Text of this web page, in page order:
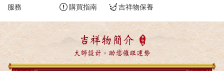
服務 購買指南 吉祥物保養
吉祥物簡介
大師設計，助您催旺運勢